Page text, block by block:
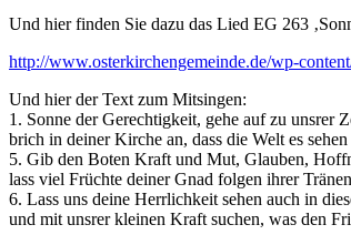
Und hier finden Sie dazu das Lied EG 263
http://www.osterkirchengemeinde.de/wp-
Und hier der Text zum Mitsingen:
1. Sonne der Gerechtigkeit, gehe auf zu unsrer
brich in deiner Kirche an, dass die Welt es
5. Gib den Boten Kraft und Mut, Glauben,
lass viel Früchte deiner Gnad folgen ihrer
6. Lass uns deine Herrlichkeit sehen auch in
und mit unsrer kleinen Kraft suchen, was den